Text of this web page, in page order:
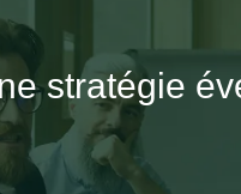
stratégie